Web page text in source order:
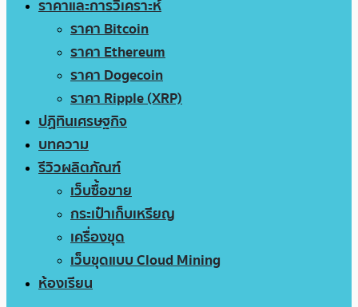
ราคาและการวิเคราะห์
ราคา Bitcoin
ราคา Ethereum
ราคา Dogecoin
ราคา Ripple (XRP)
ปฏิทินเศรษฐกิจ
บทความ
รีวิวผลิตภัณฑ์
เว็บซื้อขาย
กระเป๋าเก็บเหรียญ
เครื่องขุด
เว็บขุดแบบ Cloud Mining
ห้องเรียน